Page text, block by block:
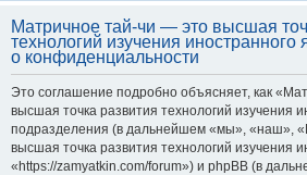
Матричное тай-чи — это высшая
технологий изучения
о конфиденциальности
Это соглашение подробно объясняет, как
высшая точка развития технологий изучения
подразделения (в дальнейшем «мы», «наш»,
высшая точка развития технологий изучения
«https://zamyatkin.com/forum») и phpBB (в